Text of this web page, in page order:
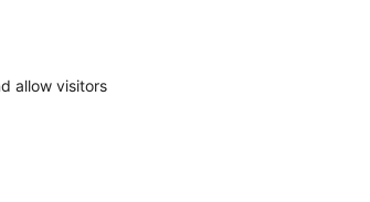
allow visitors